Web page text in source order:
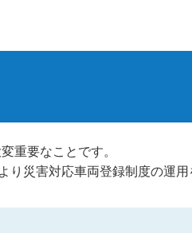
重要なことです。
災害対応車両登録制度の運用